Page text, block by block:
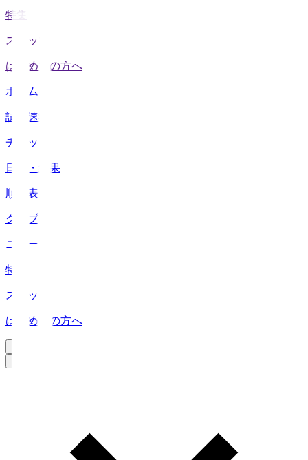
特集
スタッツ
はじめての方へ
ホーム
試合速報
チケット
日程・結果
順位表
クラブ
ニュース
特集
スタッツ
はじめての方へ